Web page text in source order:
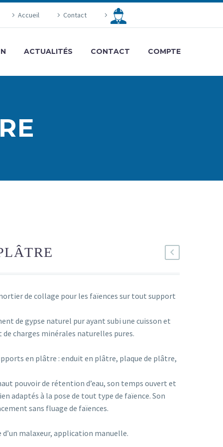
Accueil Contact
ACTUALITÉS CONTACT COMPTE
de collage pour les faïences sur tout support
de gypse naturel pur ayant subi une cuisson et
charges minérales naturelles pures.
en plâtre : enduit en plâtre, plaque de plâtre,
pouvoir de rétention d’eau, son temps ouvert et
adaptés à la pose de tout type de faïence. Son
sans fluage de faïences.
d’un malaxeur, application manuelle.